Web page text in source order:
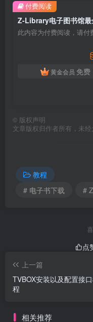
Z-Library电子图书馆最
此内容为付费阅读，请付
黄金会员 免费
付费阅读
© 版权声明
文章版权归作者所有，未经
教程
# 电子书下载
#
点
上一篇
TVBOX安装以及配置接
程
相关推荐